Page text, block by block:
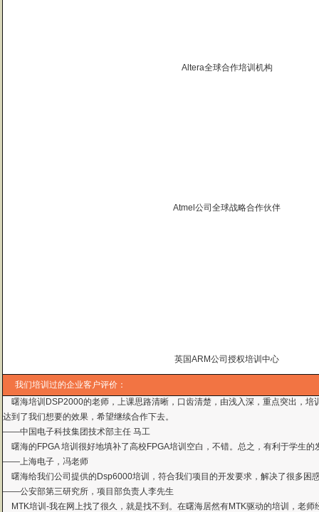
Altera全球合作培训机构
Atmel公司全球战略合作伙伴
英国ARM公司授权培训中心
我们培训过的企业客户评价：
曙海培训DSP2000的老师，上课思路清晰，口齿清楚，由浅入深，重点突出，培
达到了我们想要的效果，希望继续合作下去。
——中国电子科技集团技术部主任 马工
曙海的FPGA 培训很好地填补了高校FPGA培训空白，不错。总之，有利于学生
——上海电子，冯老师
曙海给我们公司提供的Dsp6000培训，符合我们项目的开发要求，解决了很多困
——公安部第三研究所，项目部负责人李先生
MTK培训-我在网上找了很久，就是找不到。在曙海居然有MTK驱动的培训，老
——台湾双扬科技，研发处经理，杨先生
曙海对我们公司的iPhone培训，实验项目很多，确实学到了东西。受益无穷 啊